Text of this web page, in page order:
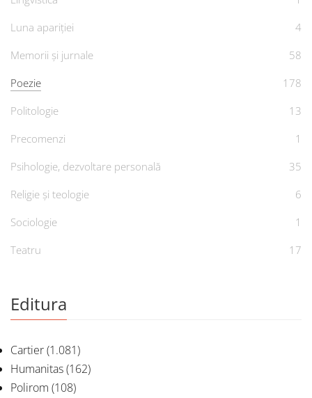
Luna apariției
4
Memorii și jurnale
58
Poezie
178
Politologie
13
Precomenzi
1
Psihologie, dezvoltare personală
35
Religie și teologie
6
Sociologie
1
Teatru
17
Editura
Cartier(1.081)
Humanitas(162)
Polirom (108)